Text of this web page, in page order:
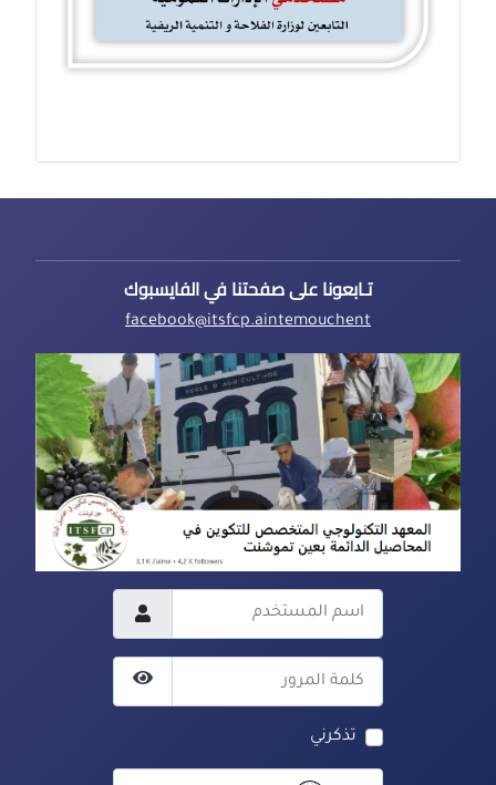
تـابعونا على صفحتنا في الفايسبوك
facebook@itsfcp.aintemouchent
اسم المستخدم
كلمة المرور
عرض كلمة المرور
تذكرني